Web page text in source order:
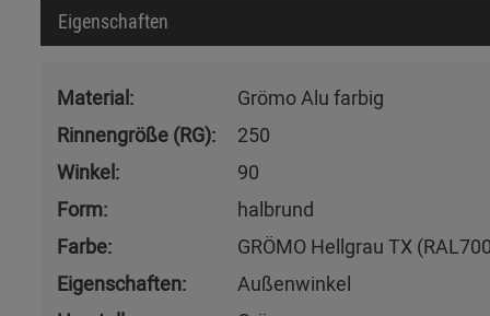
Eigenschaften
Material:
Grömo Alu farbig
Rinnengröße (RG):
250
Winkel:
90
Form:
halbrund
Farbe:
GRÖMO Hellgrau TX
Eigenschaften:
Außenwinkel